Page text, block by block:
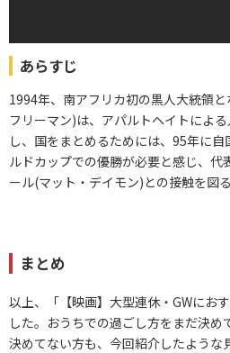
あらすじ
1994年、南アフリカ初の黒人大統領
フリーマン)は、アパルトヘイトによ
し、国をまとめるためには、95年に
ルドカップでの優勝が必要と感じ、代
ール(マット・デイモン)との接触を図る
まとめ
以上、「【映画】大型連休・GWにお
した。おうちでの過ごし方をまだ決め
決めてない方も、今回紹介したような